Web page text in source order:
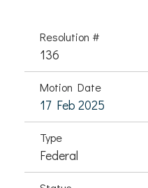
Resolution #
136
Motion Date
17 Feb 2025
Type
Federal